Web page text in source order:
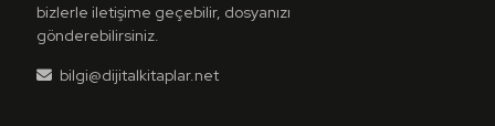
bizlerle iletişime geçebilir, dosyanızı
gönderebilirsiniz.
bilgi@dijitalkitaplar.net